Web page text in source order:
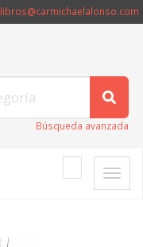
libros@carmichaelalonso.com
Búsqueda avanzada
Toggle